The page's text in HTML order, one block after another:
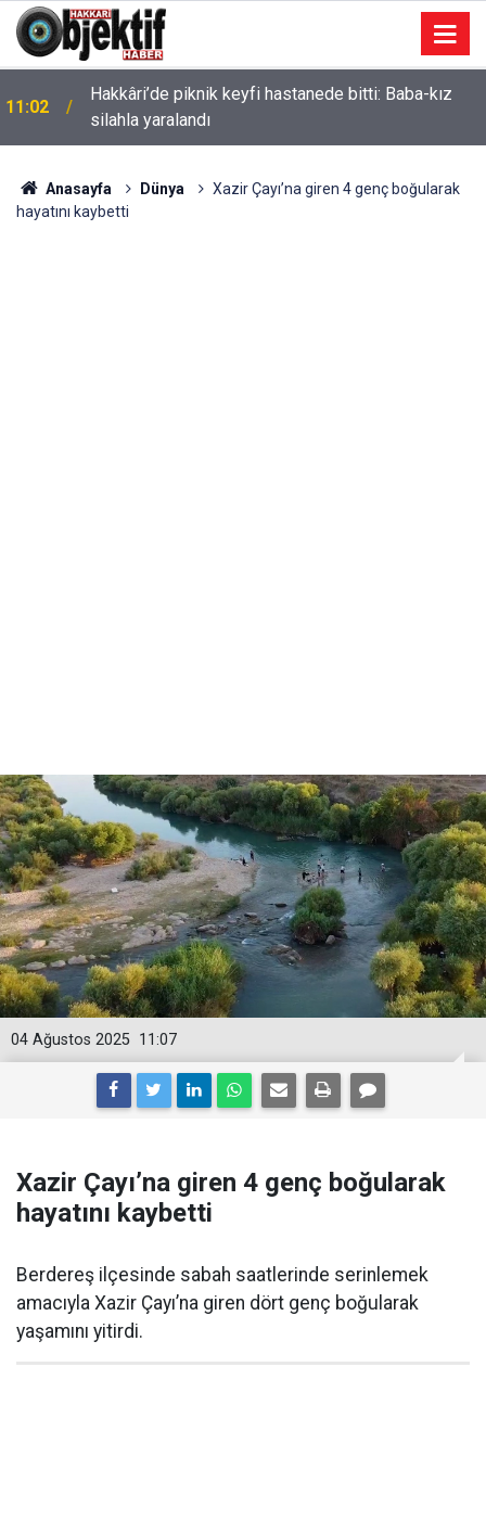
11:02
Hakkâri’de piknik keyfi hastanede bitti: Baba-kız
silahla yaralandı
Anasayfa Dünya
Xazir Çayı’na giren 4 genç boğularak
hayatını kaybetti
11:07
04 Ağustos 2025
Xazir Çayı’na giren 4 genç boğularak
hayatını kaybetti
Berdereş ilçesinde sabah saatlerinde serinlemek
amacıyla Xazir Çayı’na giren dört genç boğularak
yaşamını yitirdi.